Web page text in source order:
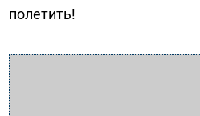
полетить!